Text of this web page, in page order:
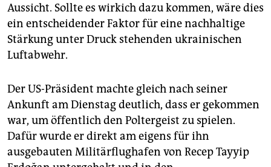
Aussicht. Sollte es wirkich dazu kommen, wäre dies
ein entscheidender Faktor für eine nachhaltige
Stärkung unter Druck stehenden ukrainischen
Luftabwehr.
Der US-Präsident machte gleich nach seiner
Ankunft am Dienstag deutlich, dass er gekommen
war, um öffentlich den Poltergeist zu spielen.
Dafür wurde er direkt am eigens für ihn
ausgebauten Militärflughafen von Recep Tayyip